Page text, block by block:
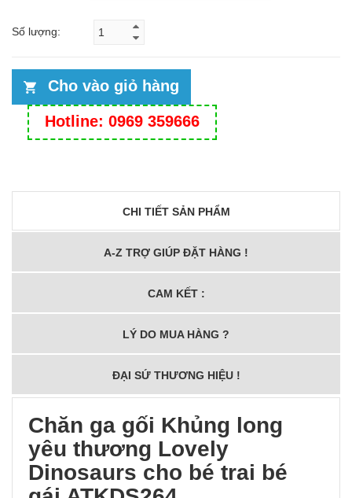
Số lượng:
Cho vào giỏ hàng
Hotline: 0969 359666
CHI TIẾT SẢN PHẨM
A-Z TRỢ GIÚP ĐẶT HÀNG !
CAM KẾT :
LÝ DO MUA HÀNG ?
ĐẠI SỨ THƯƠNG HIỆU !
Chăn ga gối Khủng long
yêu thương Lovely
Dinosaurs cho bé trai bé